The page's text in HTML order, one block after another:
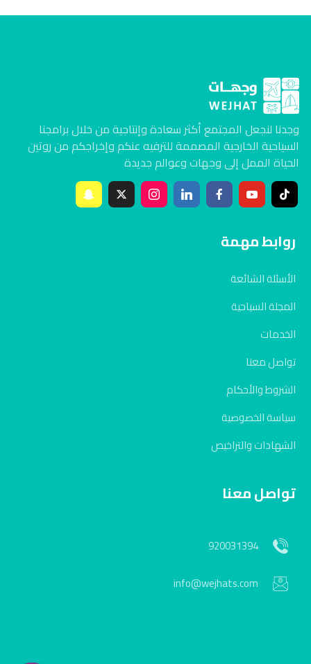
وجدنا لنجعل المجتمع أكثر سعادة وإنتاجية من خلال برامجنا
السياحية الخارجية المصممة للترفيه عنكم وإخراجكم من روتين
الحياة الممل إلى وجهات وعوالم جديدة
روابط مهمة
الأسئلة الشائعة
المجلة السياحية
الخدمات
تواصل معنا
الشروط والأحكام
سياسة الخصوصية
الشهادات والتراخيص
تواصل معنا
920031394
info@wejhats.com